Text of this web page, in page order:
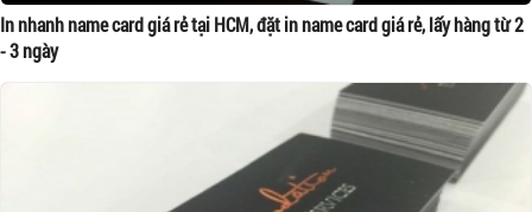
In nhanh name card giá rẻ tại HCM, đặt in name card giá rẻ, lấy hàng từ 2
- 3 ngày